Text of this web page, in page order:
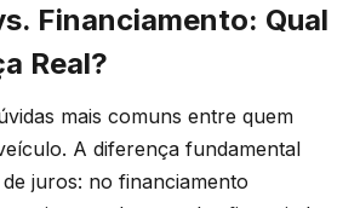
Financiamento: Qual
Real?
mais comuns entre quem
A diferença fundamental
juros: no financiamento